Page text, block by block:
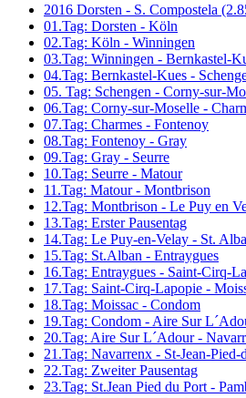
2016 Dorsten - S. Compostela
01.Tag: Dorsten - Köln
02.Tag: Köln - Winningen
03.Tag: Winningen - Bernkastel-
04.Tag: Bernkastel-Kues -
05. Tag: Schengen - Corny-sur-
06.Tag: Corny-sur-Moselle -
07.Tag: Charmes - Fontenoy
08.Tag: Fontenoy - Gray
09.Tag: Gray - Seurre
10.Tag: Seurre - Matour
11.Tag: Matour - Montbrison
12.Tag: Montbrison - Le Puy en
13.Tag: Erster Pausentag
14.Tag: Le Puy-en-Velay - St.
15.Tag: St.Alban - Entraygues
16.Tag: Entraygues - Saint-Cirq-
17.Tag: Saint-Cirq-Lapopie -
18.Tag: Moissac - Condom
19.Tag: Condom - Aire Sur
20.Tag: Aire Sur L´Adour -
21.Tag: Navarrenx - St-Jean-Pied-
22.Tag: Zweiter Pausentag
23.Tag: St.Jean Pied du Port -